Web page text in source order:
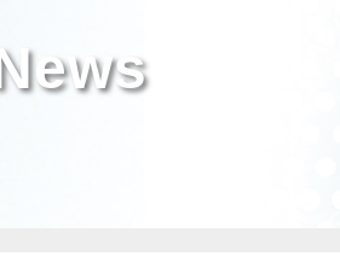
News